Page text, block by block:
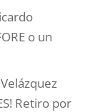
o un
Retiro por